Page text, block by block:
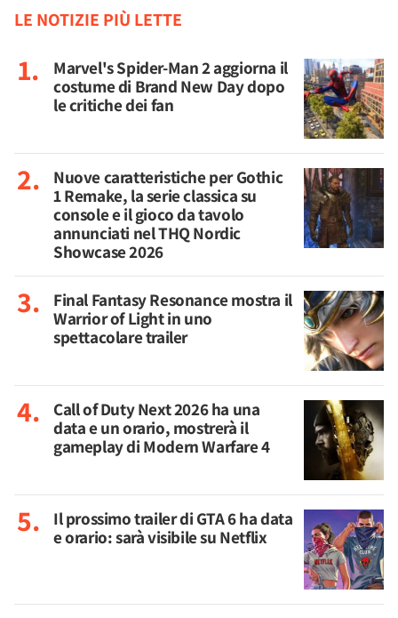
LE NOTIZIE PIÙ LETTE
Marvel's Spider-Man 2 aggiorna il
costume di Brand New Day dopo
le critiche dei fan
Nuove caratteristiche per Gothic
1 Remake, la serie classica su
console e il gioco da tavolo
annunciati nel THQ Nordic
Showcase 2026
Final Fantasy Resonance mostra il
Warrior of Light in uno
spettacolare trailer
Call of Duty Next 2026 ha una
data e un orario, mostrerà il
gameplay di Modern Warfare 4
Il prossimo trailer di GTA 6 ha data
e orario: sarà visibile su Netflix